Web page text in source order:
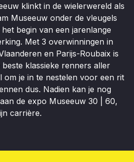
klinkt in de wielerwereld als
Museeuw onder de vleugels
begin van een jarenlange
Met 3 overwinningen in
en Parijs-Roubaix is
klassieke renners aller
om je in te nestelen voor een rit
dus. Nadien kan je nog
de expo Museeuw 30 | 60,
carrière.